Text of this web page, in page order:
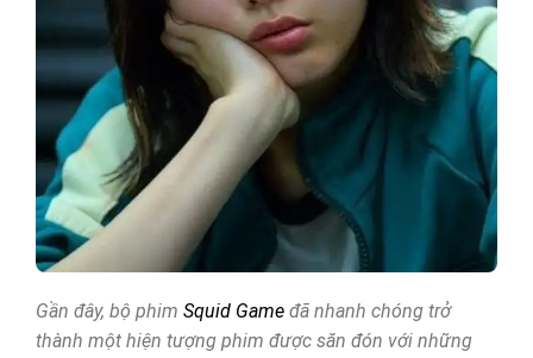
Gần đây, bộ phim Squid Game đã nhanh chóng trở
thành một hiện tượng phim được săn đón với những